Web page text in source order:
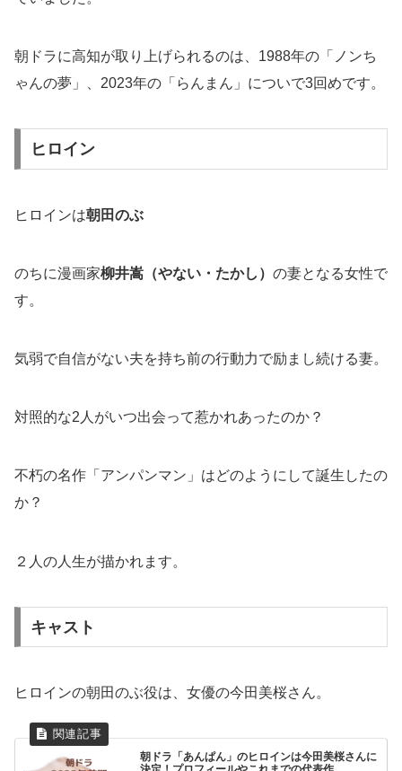
朝ドラに高知が取り上げられるのは、1988年の「ノンち
ゃんの夢」、2023年の「らんまん」についで3回めです。
ヒロイン
ヒロインは朝田のぶ
のちに漫画家柳井嵩（やない・たかし） の妻となる女性で
す。
気弱で自信がない夫を持ち前の行動力で励まし続ける妻。
対照的な2人がいつ出会って惹かれあったのか？
不朽の名作「アンパンマン」はどのようにして誕生したの
か？
２人の人生が描かれます。
キャスト
ヒロインの朝田のぶ役は、女優の今田美桜さん。
朝ドラ「あんぱん」のヒロインは今田美桜さんに